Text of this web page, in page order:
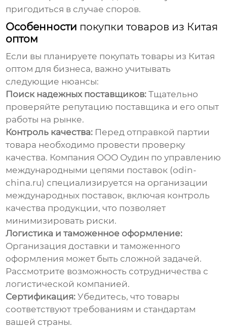
пригодиться в случае споров.
Особенности покупки товаров из Китая
оптом
Если вы планируете покупать товары из Китая
оптом для бизнеса, важно учитывать
следующие нюансы:
Поиск надежных поставщиков: Тщательно
проверяйте репутацию поставщика и его опыт
работы на рынке.
Контроль качества: Перед отправкой партии
товара необходимо провести проверку
качества. Компания ООО Оудин по управлению
международными цепями поставок (odin-
china.ru) специализируется на организации
международных поставок, включая контроль
качества продукции, что позволяет
минимизировать риски.
Логистика и таможенное оформление:
Организация доставки и таможенного
оформления может быть сложной задачей.
Рассмотрите возможность сотрудничества с
логистической компанией.
Сертификация: Убедитесь, что товары
соответствуют требованиям и стандартам
вашей страны.